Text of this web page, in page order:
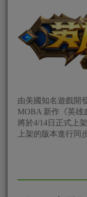
由美國知名遊戲開
MOBA 新作《英雄
將於4/14日正式上
上架的版本進行同